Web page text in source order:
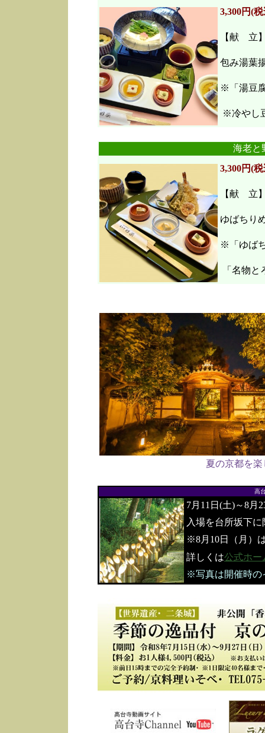
3,300円(
【献 立
包み湯葉
※「湯豆
※冷やし
海老
3,300円(
【献 立
ゆばちり
※「ゆば
「名物と
夏の京都を
高
7月11日(土)～8月
入場を台所坂下
※8月10日（月）
詳しくは公式ホー
※写真は開催時の